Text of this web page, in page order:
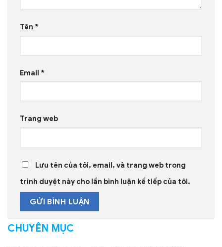
Tên *
Email *
Trang web
Lưu tên của tôi, email, và trang web trong
trình duyệt này cho lần bình luận kế tiếp của tôi.
CHUYÊN MỤC